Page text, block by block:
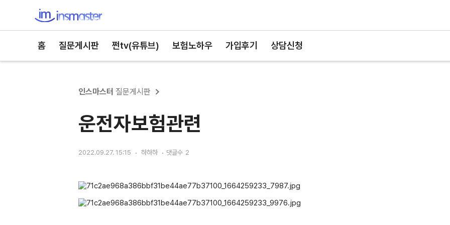
홈 질문게시판 쩐tv(유튜브) 보험노하우 가입후기 상담신청
인스마스터 질문게시판
운전자보험관련
2022.09.27. 15:15 하하하 댓글수 2